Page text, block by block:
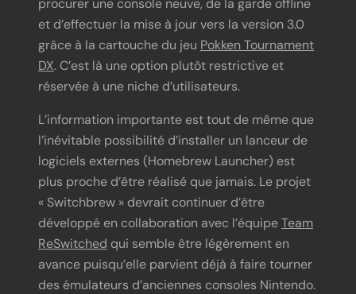
procurer une console neuve, de la garde offline
et d’effectuer la mise à jour vers la version 3.0
grâce à la cartouche du jeu Pokken Tournament
DX. C’est là une option plutôt restrictive et
réservée à une niche d’utilisateurs.
L’information importante est tout de même que
l’inévitable possibilité d’installer un lanceur de
logiciels externes (Homebrew Launcher) est
plus proche d’être réalisé que jamais. Le projet
« Switchbrew » devrait continuer d’être
développé en collaboration avec l’équipeTeam
ReSwitched qui semble être légèrement en
avance puisqu’elle parvient déjà à faire tourner
des émulateurs d’anciennes consoles Nintendo.